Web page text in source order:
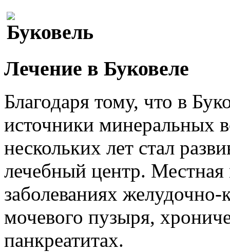
Лечение в Буковеле
Благодаря тому, что в
источники минеральных
нескольких лет стал
лечебный центр. Местная
заболеваниях
мочевого пузыря,
панкреатитах.